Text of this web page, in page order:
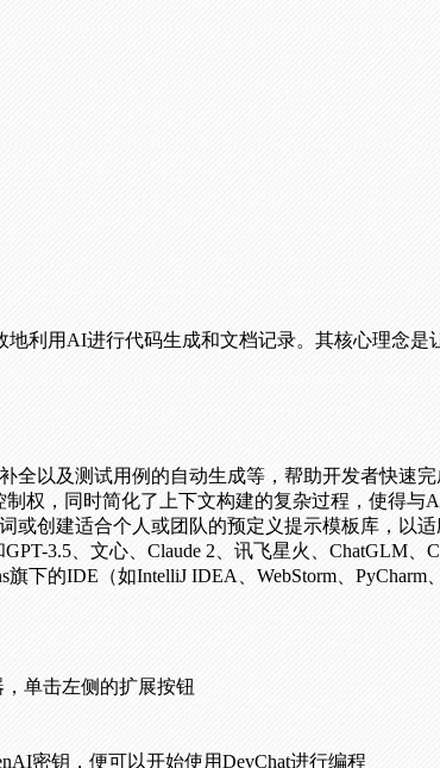
利用AI进行代码生成和文档记录。其核心理念
全以及测试用例的自动生成等，帮助开发者快速完
权，同时简化了上下文构建的复杂过程，使得与
或创建适合个人或团队的预定义提示模板库，以适
GPT-3.5、文心、Claude 2、讯飞星火、ChatGLM、
旗下的IDE（如IntelliJ IDEA、WebStorm、
，单击左侧的扩展按钮
密钥，便可以开始使用DevChat进行编程